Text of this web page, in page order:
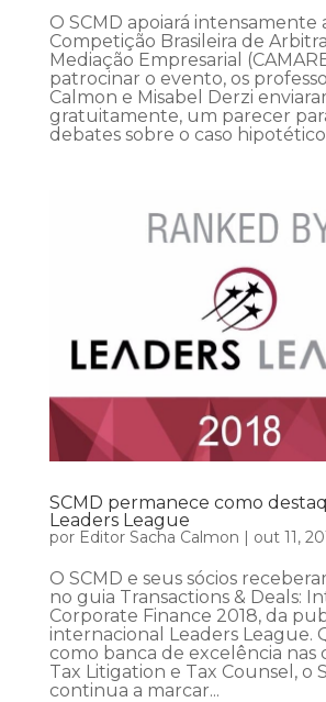
O SCMD apoiará intensamente
Competição Brasileira de
Mediação Empresarial
patrocinar o evento, os
Calmon e Misabel Derzi
gratuitamente, um parecer
debates sobre o caso
SCMD permanece como
Leaders League
por Editor Sacha Calmon | out 11,
O SCMD e seus sócios
no guia Transactions & Deals:
Corporate Finance 2018, da
internacional Leaders League.
como banca de excelência nas
Tax Litigation e Tax Counsel, o
continua a marcar...